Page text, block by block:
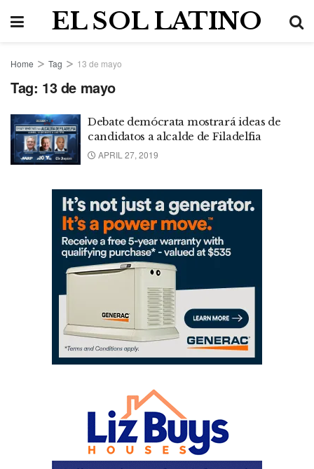
EL SOL LATINO
Home Tag 13 de mayo
Tag: 13 de mayo
Debate demócrata mostrará ideas de
candidatos a alcalde de Filadelfia
APRIL 27, 2019